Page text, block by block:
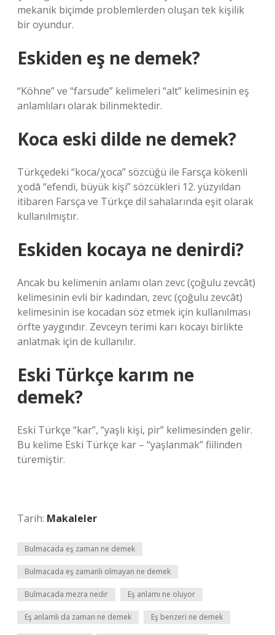
mekanik biçimde problemlerden oluşan tek kişilik
bir oyundur.
Eskiden eş ne demek?
“Köhne” ve “farsude” kelimeleri “alt” kelimesinin eş
anlamlıları olarak bilinmektedir.
Koca eski dilde ne demek?
Türkçedeki “koca/χoca” sözcüğü ile Farsça kökenli
χodā “efendi, büyük kişi” sözcükleri 12. yüzyıldan
itibaren Farsça ve Türkçe dil sahalarında eşit olarak
kullanılmıştır.
Eskiden kocaya ne denirdi?
Ancak bu kelimenin anlamı olan zevc (çoğulu zevcât)
kelimesinin evli bir kadından, zevc (çoğulu zevcât)
kelimesinin ise kocadan söz etmek için kullanılması
örfte yaygındır. Zevceyn terimi karı kocayı birlikte
anlatmak için de kullanılır.
Eski Türkçe karım ne
demek?
Eski Türkçe “kar”, “yaşlı kişi, pir” kelimesinden gelir.
Bu kelime Eski Türkçe kar – “yaşlanmak” fiilinden
türemiştir.
Tarih: Makaleler
Bulmacada eş zaman ne demek
Bulmacada eş zamanlı olmayan ne demek
Bulmacada mezra nedir Eş anlamı ne oluyor
Eş anlamlı da zaman ne demek Eş benzeri ne demek